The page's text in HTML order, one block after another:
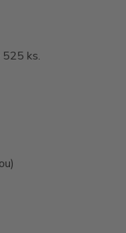
525 ks.